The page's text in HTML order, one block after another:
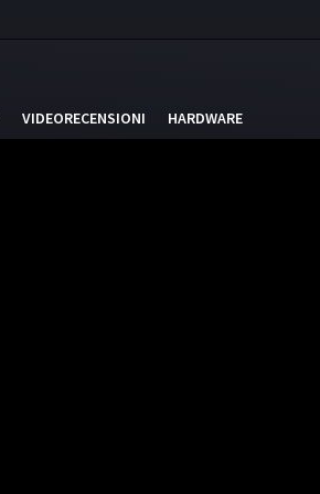
VIDEORECENSIONI HARDWARE